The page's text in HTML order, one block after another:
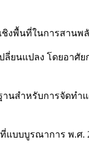
งพื้นที่ในการสาน
ยนแปลง โดยอา
นสำหรับการจัดท
แบบบูรณาการ พ.